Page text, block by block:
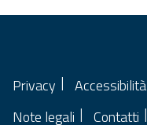
Privacy Accessibilità
Note legali
Contatti